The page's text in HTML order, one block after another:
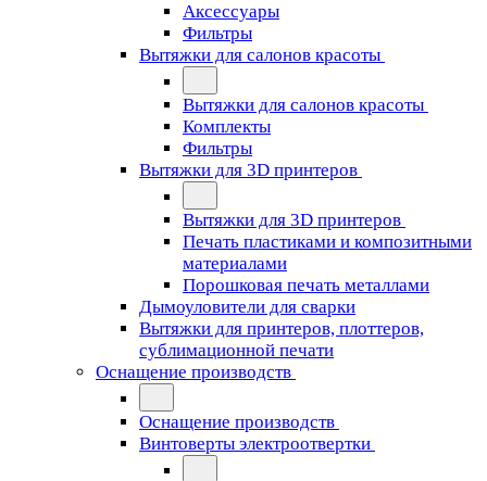
Аксессуары
Фильтры
Вытяжки для салонов красоты
Вытяжки для салонов красоты
Комплекты
Фильтры
Вытяжки для 3D принтеров
Вытяжки для 3D принтеров
Печать пластиками и композитными
материалами
Порошковая печать металлами
Дымоуловители для сварки
Вытяжки для принтеров, плоттеров,
сублимационной печати
Оснащение производств
Оснащение производств
Винтоверты электроотвертки